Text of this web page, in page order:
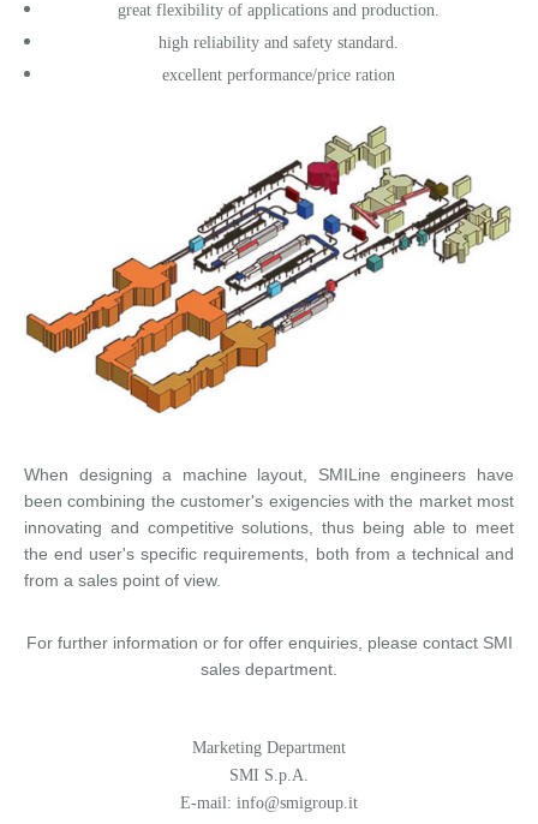
ingresso in linea
Corsi palettizzatori
great flexibility of applications and production.
high reliability and safety standard.
excellent performance/price ration
When designing a machine layout, SMILine engineers have
been combining the customer's exigencies with the market most
innovating and competitive solutions, thus being able to meet
the end user's specific requirements, both from a technical and
from a sales point of view.
For further information or for offer enquiries, please contact SMI
sales department.
Marketing Department
SMI S.p.A.
E-mail: info@smigroup.it